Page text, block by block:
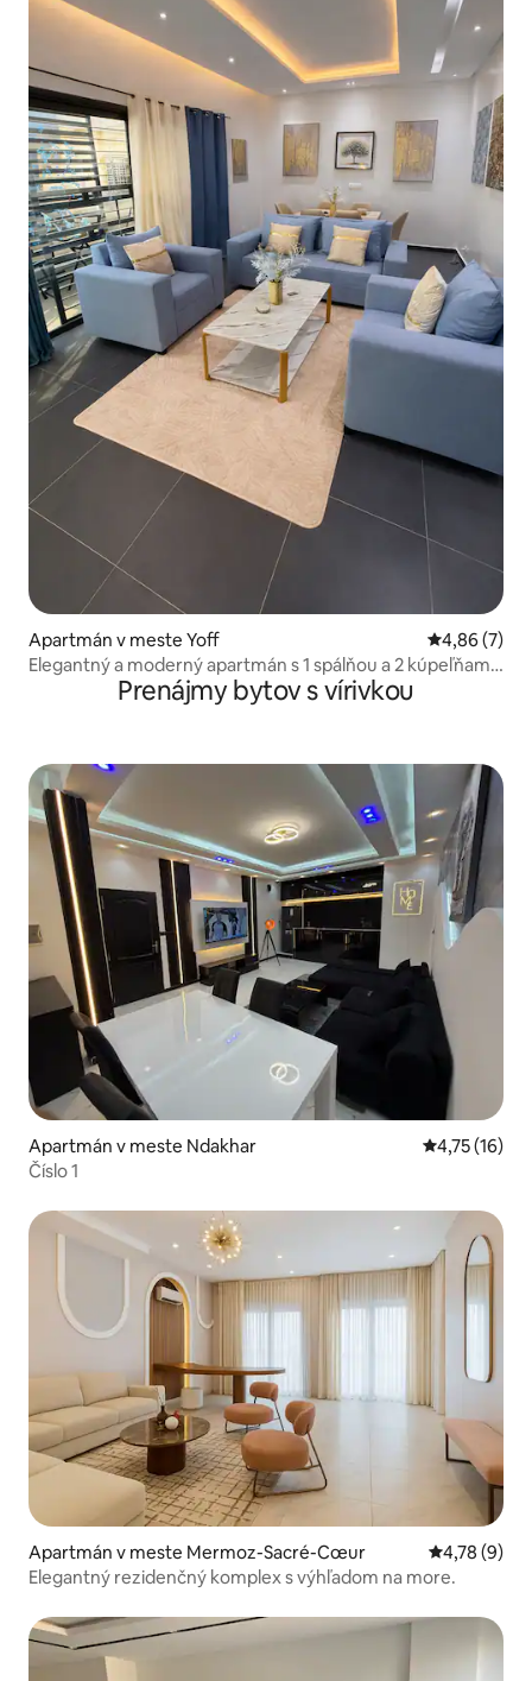
Apartmán v meste Yoff Priemerné
4,86 (7)
Elegantný a moderný apartmán s 1 spálňou a 2 kúpeľňami
v Almadies• Balkón• Práčka
Prenájmy bytov s vírivkou
Apartmán v meste Ndakhar Priemerné
4,75 (16)
Číslo 1
Apartmán v meste Mermoz-Sacré-Cœur Priemerné
4,78 (9)
Elegantný rezidenčný komplex s výhľadom na more.